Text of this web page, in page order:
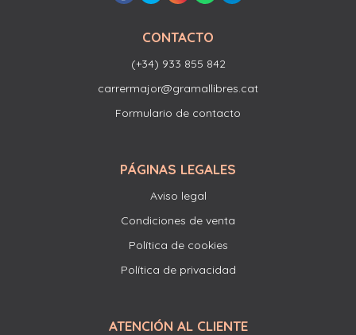
CONTACTO
(+34) 933 855 842
carrermajor@gramallibres.cat
Formulario de contacto
PÁGINAS LEGALES
Aviso legal
Condiciones de venta
Política de cookies
Política de privacidad
ATENCIÓN AL CLIENTE